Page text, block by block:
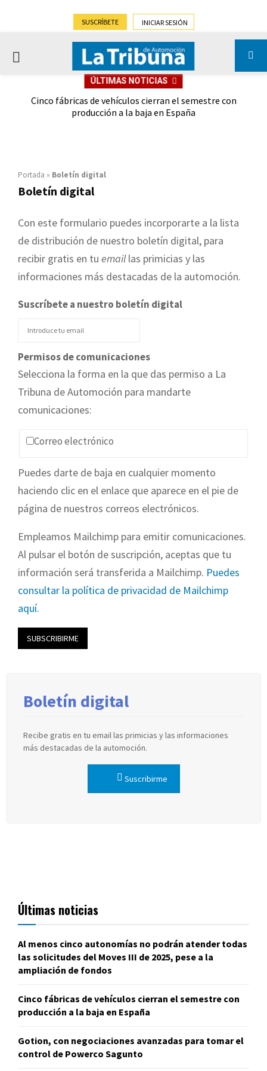
SUSCRÍBETE INICIAR SESIÓN
PRIMARY
ÚLTIMAS NOTICIAS
Cinco fábricas de vehículos cierran el semestre con
producción a la baja en España
Portada » Boletín digital
Boletín digital
Con este formulario puedes incorporarte a la lista
de distribución de nuestro boletín digital, para
recibir gratis en tu emaillas primicias y las
informaciones más destacadas de la automoción.
Suscríbete a nuestro boletín digital
Permisos de comunicaciones
Selecciona la forma en la que das permiso a La
Tribuna de Automoción para mandarte
comunicaciones:
Correo electrónico
Puedes darte de baja en cualquier momento
haciendo clic en el enlace que aparece en el pie de
página de nuestros correos electrónicos.
Empleamos Mailchimp para emitir comunicaciones.
Al pulsar el botón de suscripción, aceptas que tu
información será transferida a Mailchimp. Puedes
consultar la política de privacidad de Mailchimp
aquí.
Boletín digital
Recibe gratis en tu email las primicias y las informaciones
más destacadas de la automoción.
Suscribirme
Últimas noticias
Al menos cinco autonomías no podrán atender todas
las solicitudes del Moves III de 2025, pese a la
ampliación de fondos
Cinco fábricas de vehículos cierran el semestre con
producción a la baja en España
Gotion, con negociaciones avanzadas para tomar el
control de Powerco Sagunto